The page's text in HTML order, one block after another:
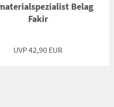
Belag
Fakir
UVP 42,90 EUR